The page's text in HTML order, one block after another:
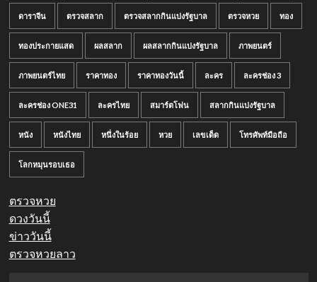
ดาราจีน ตรวจสลาก ตรวจสลากกินแบ่งรัฐบาล ตรวจหวย ทอง
ทองประกายแสด ผลสลาก ผลสลากกินแบ่งรัฐบาล ภาพยนตร์
ภาพยนตร์ไทย ราคาทอง ราคาทองวันนี้ ละคร ละครช่อง 3
ละครช่อง ONE31 ละครไทย สมาร์ตโฟน สลากกินแบ่งรัฐบาล
หนัง หนังไทย หนึ่งในร้อย หวย เลขเด็ด โทรศัพท์มือถือ
โลกหมุนรอบเธอ
ตรวจหวย
ดวงวันนี้
ข่าววันนี้
ตรวจหวยลาว